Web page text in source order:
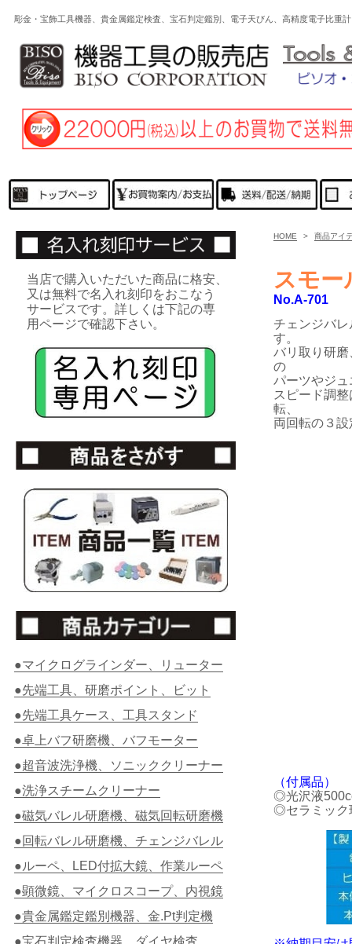
彫金・宝飾工具機器、貴金属鑑定検査、宝石判定鑑別、電子天びん、高精度電子比
HOME > 商品アイ
スモー
No.A-701
チェンジバ
す。
バリ取り研
の
パーツやジ
スピード調
転、
両回転の３
（付属品）
◎光沢液
◎セラミック
当店で購入いただいた商品に格安、
又は無料で名入れ刻印をおこなう
サービスです。詳しくは下記の専
用ページで確認下さい。
●マイクログラインダー、リューター
●先端工具、研磨ポイント、ビット
●先端工具ケース、工具スタンド
●卓上バフ研磨機、バフモーター
●超音波洗浄機、ソニッククリーナー
●洗浄スチームクリーナー
●磁気バレル研磨機、磁気回転研磨機
●回転バレル研磨機、チェンジバレル
●ルーペ、LED付拡大鏡、作業ルーペ
●顕微鏡、マイクロスコープ、内視鏡
●貴金属鑑定鑑別機器、金.Pt判定機
●宝石判定検査機器、ダイヤ検査